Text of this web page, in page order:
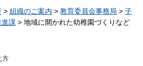
> 組織のご案内 > 教育委員会事務局 > 子
課 > 地域に開かれた幼稚園づくりなど
方